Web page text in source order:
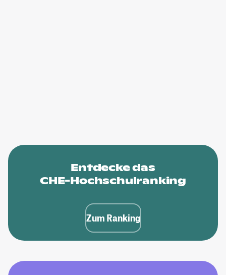
Entdecke das
CHE-Hochschulranking
Zum Ranking